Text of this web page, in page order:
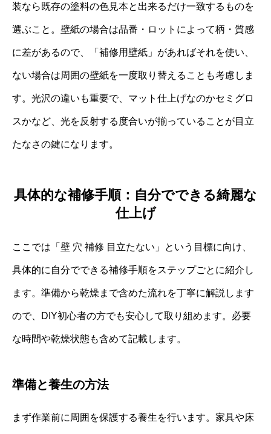
装なら既存の塗料の色見本と出来るだけ一致するものを
選ぶこと。壁紙の場合は品番・ロットによって柄・質感
に差があるので、「補修用壁紙」があればそれを使い、
ない場合は周囲の壁紙を一度取り替えることも考慮しま
す。光沢の違いも重要で、マット仕上げなのかセミグロ
スかなど、光を反射する度合いが揃っていることが目立
たなさの鍵になります。
具体的な補修手順：自分でできる綺麗な
仕上げ
ここでは「壁 穴 補修 目立たない」という目標に向け、
具体的に自分でできる補修手順をステップごとに紹介し
ます。準備から乾燥まで含めた流れを丁寧に解説します
ので、DIY初心者の方でも安心して取り組めます。必要
な時間や乾燥状態も含めて記載します。
準備と養生の方法
まず作業前に周囲を保護する養生を行います。家具や床